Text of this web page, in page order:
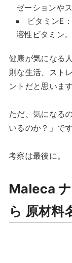
ゼーションや
ビタミンE
溶性ビタミン。
健康が気になる
則な生活、スト
ントだと思います
ただ、気になる
いるのか？」です
考察は最後に。
Maleca
ら 原材料